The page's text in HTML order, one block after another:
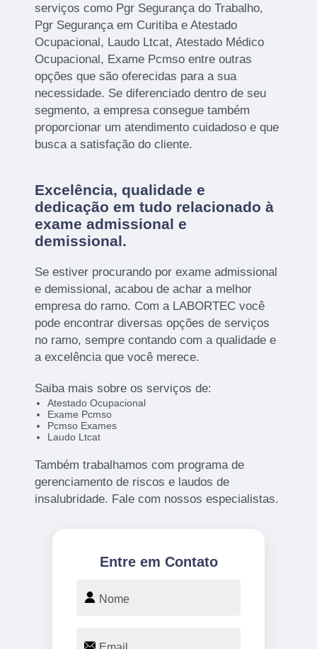
serviços como Pgr Segurança do Trabalho,
Pgr Segurança em Curitiba e Atestado
Ocupacional, Laudo Ltcat, Atestado Médico
Ocupacional, Exame Pcmso entre outras
opções que são oferecidas para a sua
necessidade. Se diferenciado dentro de seu
segmento, a empresa consegue também
proporcionar um atendimento cuidadoso e que
busca a satisfação do cliente.
Excelência, qualidade e
dedicação em tudo relacionado à
exame admissional e
demissional.
Se estiver procurando por exame admissional
e demissional, acabou de achar a melhor
empresa do ramo. Com a LABORTEC você
pode encontrar diversas opções de serviços
no ramo, sempre contando com a qualidade e
a excelência que você merece.
Saiba mais sobre os serviços de:
Atestado Ocupacional
Exame Pcmso
Pcmso Exames
Laudo Ltcat
Também trabalhamos com programa de
gerenciamento de riscos e laudos de
insalubridade. Fale com nossos especialistas.
Entre em Contato